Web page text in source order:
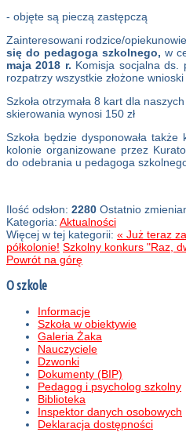
- objęte są pieczą zastępczą
Zainteresowani rodzice/
się do pedagoga szkolnego, w
maja 2018 r. Komisja socjalna ds.
rozpatrzy wszystkie złożone
Szkoła otrzymała 8 kart dla
skierowania wynosi 150 zł
Szkoła będzie dysponowała
kolonie organizowane przez
do odebrania u pedagoga
Ilość odsłon: 2280 Ostatnio
Kategoria: Aktualności
Więcej w tej kategorii: « Już teraz
półkolonie! Szkolny konkurs "Raz,
Powrót na górę
O szkole
Informacje
Szkoła w obiektywie
Galeria Żaka
Nauczyciele
Dzwonki
Dokumenty (BIP)
Pedagog i psycholog szkolny
Biblioteka
Inspektor danych osobowych
Deklaracja dostępności